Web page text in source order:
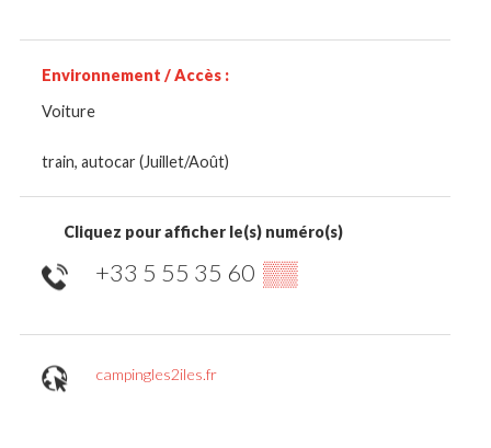
Environnement / Accès :
Voiture
train, autocar (Juillet/Août)
Cliquez pour afficher le(s) numéro(s)
+33 5 55 35 60 ▒▒
campingles2iles.fr